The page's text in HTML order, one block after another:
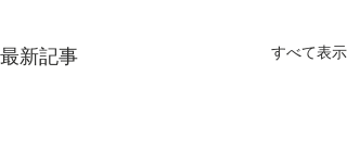
最新記事 すべて表示